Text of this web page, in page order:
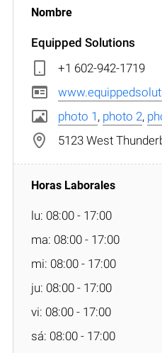
Equipped Solutions
+1 602-942-1719
photo 1 , photo 2,
5123 West
lu: 08:00 - 17:00
ma: 08:00 - 17:00
mi: 08:00 - 17:00
ju: 08:00 - 17:00
vi: 08:00 - 17:00
sá: 08:00 - 17:00